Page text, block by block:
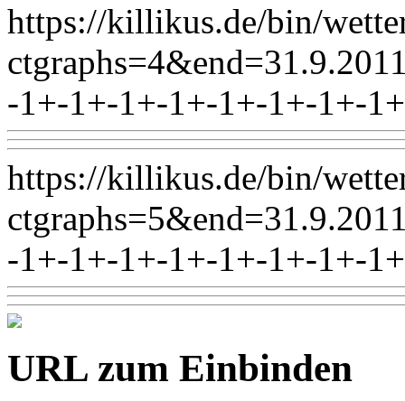
https://killikus.de/bin/
-1+-1+-1+-1+-1+-1+-1+-
https://killikus.de/bin/
-1+-1+-1+-1+-1+-1+-1+-
URL zum Einbinden